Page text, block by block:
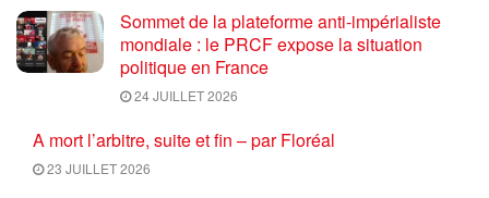
Sommet de la plateforme anti-impérialiste
mondiale : le PRCF expose la situation
politique en France
24 JUILLET 2026
A mort l’arbitre, suite et fin – par Floréal
23 JUILLET 2026